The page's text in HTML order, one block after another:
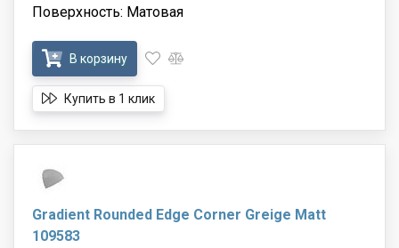
Поверхность: Матовая
В корзину
Купить в 1 клик
Gradient Rounded Edge Corner Greige Matt
109583